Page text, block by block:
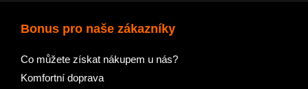
Bonus pro naše zákazníky
Co můžete získat nákupem u nás?
Komfortní doprava